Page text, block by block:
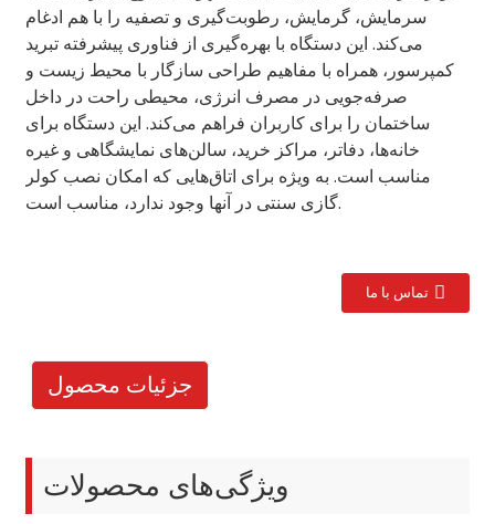
سرمایش، گرمایش، رطوبت‌گیری و تصفیه را با هم ادغام
می‌کند. این دستگاه با بهره‌گیری از فناوری پیشرفته تبرید
کمپرسور، همراه با مفاهیم طراحی سازگار با محیط زیست و
صرفه‌جویی در مصرف انرژی، محیطی راحت در داخل
ساختمان را برای کاربران فراهم می‌کند. این دستگاه برای
خانه‌ها، دفاتر، مراکز خرید، سالن‌های نمایشگاهی و غیره
مناسب است. به ویژه برای اتاق‌هایی که امکان نصب کولر
گازی سنتی در آنها وجود ندارد، مناسب است.
تماس با ما
جزئیات محصول
ویژگی‌های محصولات